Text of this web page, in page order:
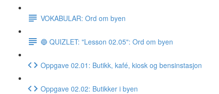
VOKABULAR: Ord om byen
🔵 QUIZLET: "Lesson 02.05": Ord om byen
Oppgave 02.01: Butikk, kafé, kiosk og bensinstasjon
Oppgave 02.02: Butikker i byen